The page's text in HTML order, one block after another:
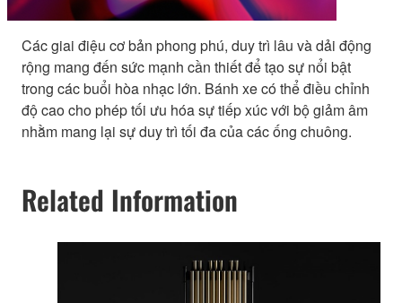
Các giai điệu cơ bản phong phú, duy trì lâu và dải động
rộng mang đến sức mạnh cần thiết để tạo sự nổi bật
trong các buổi hòa nhạc lớn. Bánh xe có thể điều chỉnh
độ cao cho phép tối ưu hóa sự tiếp xúc với bộ giảm âm
nhằm mang lại sự duy trì tối đa của các ống chuông.
Related Information